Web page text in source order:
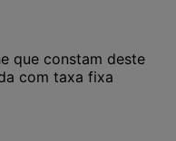
que constam deste
com taxa fixa